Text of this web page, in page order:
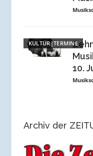
KULTUR|TERMINE
10.
Archiv der